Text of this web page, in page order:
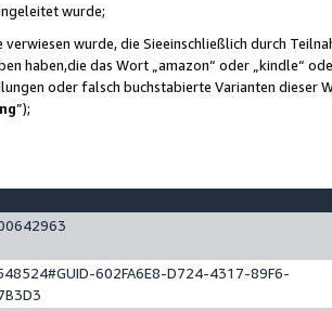
wurde;
wurde, die Sieeinschließlich durch
haben,die das Wort „amazon“ oder „kindle“
oder falsch buchstabierte Varianten dieser
”);
602FA6E8-D724-4317-89F6-